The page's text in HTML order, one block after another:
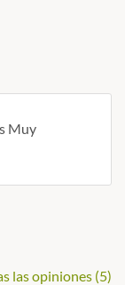
Muy
las opiniones (5)